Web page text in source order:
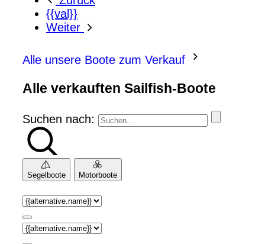
{{val}}
Weiter
Alle unsere Boote zum Verkauf
Alle verkauften Sailfish-Boote
Suchen nach:
Segelboote Motorboote